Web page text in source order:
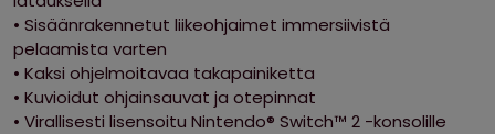
• Sisäänrakennetut liikeohjaimet immersiivistä
pelaamista varten
• Kaksi ohjelmoitavaa takapainiketta
• Kuvioidut ohjainsauvat ja otepinnat
• Virallisesti lisensoitu Nintendo® Switch™ 2 -konsolille